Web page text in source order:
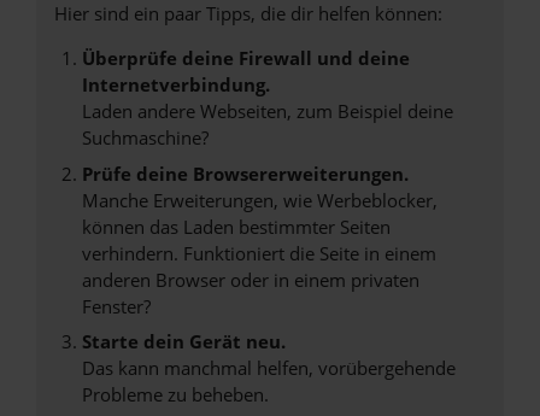
Hier sind ein paar Tipps, die dir helfen können:
Überprüfe deine Firewall und deine
Internetverbindung.
Laden andere Webseiten, zum Beispiel deine
Suchmaschine?
Prüfe deine Browsererweiterungen.
Manche Erweiterungen, wie Werbeblocker,
können das Laden bestimmter Seiten
verhindern. Funktioniert die Seite in einem
anderen Browser oder in einem privaten
Fenster?
Starte dein Gerät neu.
Das kann manchmal helfen, vorübergehende
Probleme zu beheben.